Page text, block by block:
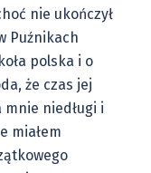
nie ukończył
Puźnikach
polska i o
że czas jej
mnie niedługi i
miałem